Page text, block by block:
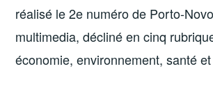
réalisé le 2e numéro de Porto-
multimedia, décliné en cinq
économie, environnement, santé